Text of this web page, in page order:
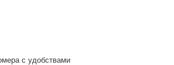
с удобствами